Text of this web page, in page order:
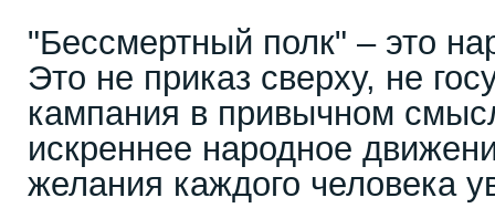
"Бессмертный полк" – это
Это не приказ сверху, не
кампания в привычном
искреннее народное
желания каждого человека